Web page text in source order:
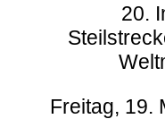
20.
Freitag, 19.